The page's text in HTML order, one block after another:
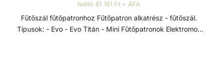
Nettó 81 181 Ft + ÁFA
Fűtőszál fűtőpatronhoz Fűtőpatron alkatrész - fűtőszál.
Típusok: - Evo - Evo Titán - Mini Fűtőpatronok Elektromos